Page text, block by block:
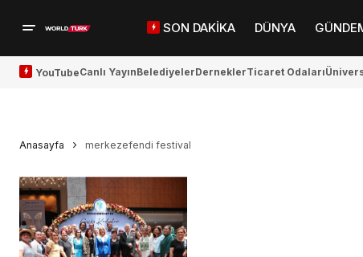
SON DAKİKA DÜNYA
YouTubeCanlı YayınBelediyelerDerneklerTicaret Odaları
Anasayfa merkezefendi festival